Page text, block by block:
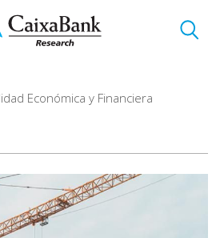
Económica y Financiera